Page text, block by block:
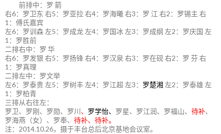
前排中：罗 箭
右6：罗卫东 右5：罗亚拉 右4：罗海曦 右3：罗 江 右2：罗锡主 右
1：傅氏嘉宾
左6：罗训森 左5：罗成龙 左4：罗国冰 左3：罗成纲 左2：罗庆国 左
1：罗胜前
二排右中：罗 华
右6：罗发银 右5：罗扬锋 右4：罗汉泉 右3：罗在砚 右2：罗 芬 右
1：罗真理
二排左中：罗文举
左6：罗泰贵 左5：罗树丰 左4：罗江超 左3： 罗楚湘 左2：罗泰雄 左
1：罗柏青
三排从右往左：
罗卫、罗刚、罗勋、罗川 、 罗学怡、 罗星、罗江润、罗福山、 待补、
罗海燕（女）、罗奉、 待补、待补。
注：2014.10.26，摄于丰台总后北京基地会议室。